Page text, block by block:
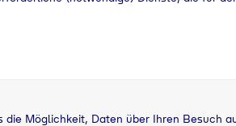
die Möglichkeit, Daten über Ihren Besuch